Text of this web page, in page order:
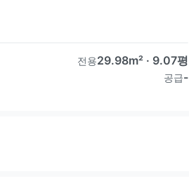
전용29.98m² · 9.07평
공급-